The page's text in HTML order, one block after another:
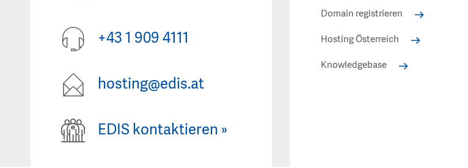
+43 1 909 4111
hosting@edis.at
EDIS kontaktieren »
Domain registrieren
Hosting Österreich
Knowledgebase